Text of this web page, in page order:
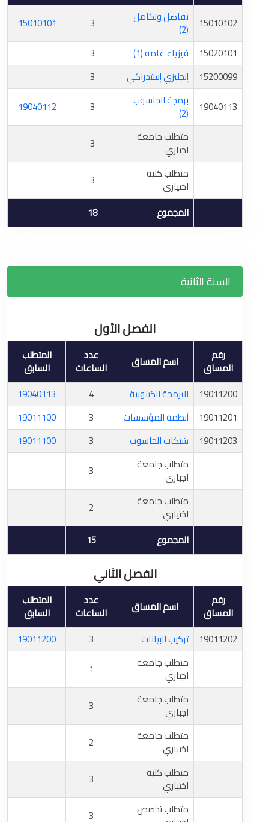
15010102
تفاضل وتكامل
(2)
3
15010101
15020101
فيزياء عامه (1)
3
15200099
إنجليزي إستدراكي
3
19040113
برمجة الحاسوب
(2)
3
19040112
متطلب جامعة
اجباري
3
متطلب كلية
اختياري
3
المجموع
18
السنة الثانية
الفصل الأول
رقم
المساق اسم المساق عدد
الساعات
المتطلب
السابق
19011200
البرمجة الكينونية 4
19040113
19011201
أنظمة المؤسسات 3
19011100
19011203
شبكات الحاسوب 3
19011100
متطلب جامعة
اجباري
3
متطلب جامعة
اختياري
2
المجموع
15
الفصل الثاني
رقم
المساق اسم المساق عدد
الساعات
المتطلب
السابق
19011202
تركيب البيانات 3
19011200
متطلب جامعة
اجباري
1
متطلب جامعة
اجباري
3
متطلب جامعة
اختياري
2
متطلب كلية
اختياري
3
متطلب تخصص
3